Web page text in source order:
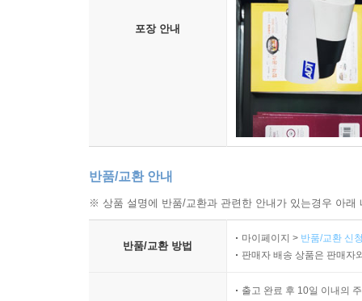
포장 안내
반품/교환 안내
※ 상품 설명에 반품/교환과 관련한 안내가 있는경우 아
반품/교환 방법
마이페이지 > 반품/교환 신
판매자 배송 상품은 판매자
출고 완료 후 10일 이내의